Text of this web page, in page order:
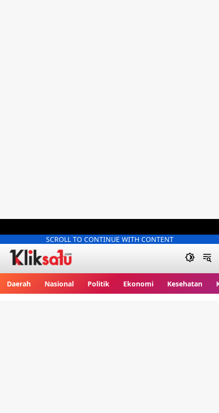
SCROLL TO CONTINUE WITH CONTENT
Daerah Nasional Politik Ekonomi Kesehatan